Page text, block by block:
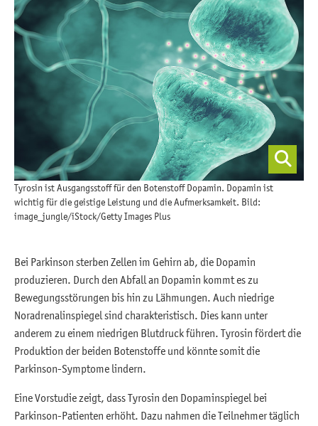
Tyrosin ist Ausgangsstoff für den Botenstoff Dopamin. Dopamin ist
wichtig für die geistige Leistung und die Aufmerksamkeit. Bild:
image_jungle/iStock/Getty Images Plus
Bei Parkinson sterben Zellen im Gehirn ab, die Dopamin
produzieren. Durch den Abfall an Dopamin kommt es zu
Bewegungsstörungen bis hin zu Lähmungen. Auch niedrige
Noradrenalinspiegel sind charakteristisch. Dies kann unter
anderem zu einem niedrigen Blutdruck führen. Tyrosin fördert die
Produktion der beiden Botenstoffe und könnte somit die
Parkinson-Symptome lindern.
Eine Vorstudie zeigt, dass Tyrosin den Dopaminspiegel bei
Parkinson-Patienten erhöht. Dazu nahmen die Teilnehmer täglich